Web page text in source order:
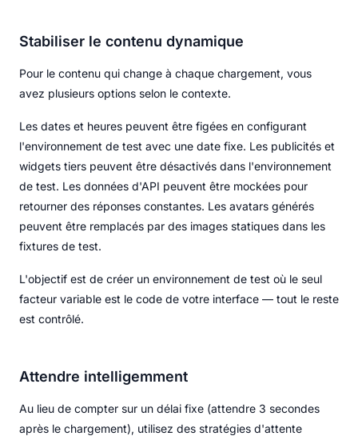
Stabiliser le contenu dynamique
Pour le contenu qui change à chaque chargement, vous
avez plusieurs options selon le contexte.
Les dates et heures peuvent être figées en configurant
l'environnement de test avec une date fixe. Les publicités et
widgets tiers peuvent être désactivés dans l'environnement
de test. Les données d'API peuvent être mockées pour
retourner des réponses constantes. Les avatars générés
peuvent être remplacés par des images statiques dans les
fixtures de test.
L'objectif est de créer un environnement de test où le seul
facteur variable est le code de votre interface — tout le reste
est contrôlé.
Attendre intelligemment
Au lieu de compter sur un délai fixe (attendre 3 secondes
après le chargement), utilisez des stratégies d'attente